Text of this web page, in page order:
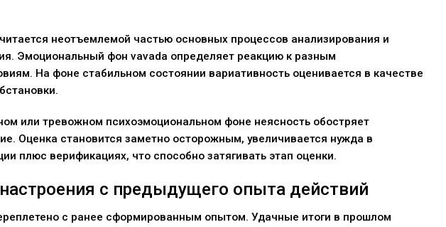
неотъемлемой частью основных процессов анализирования и
Эмоциональный фон vavada определяет реакцию к разным
На фоне стабильном состоянии вариативность оценивается в качестве
или тревожном психоэмоциональном фоне неясность обостряет
Оценка становится заметно осторожным, увеличивается нужда в
плюс верификациях, что способно затягивать этап оценки.
с предыдущего опыта действий
с ранее сформированным опытом. Удачные итоги в прошлом